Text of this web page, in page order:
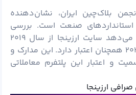
بلاک‌چین ایران، نشان‌دهنده
استانداردهای صنعت است. بررسی
سوابق دامنه نیز نشان می‌دهد سایت ارزینجا از سال ۲۰۱۹
فعال بوده و تا اوایل ۲۰۲۵ همچنان اعتبار دارد. این مدارک و
و اعتبار این پلتفرم معاملاتی
ارزینجا